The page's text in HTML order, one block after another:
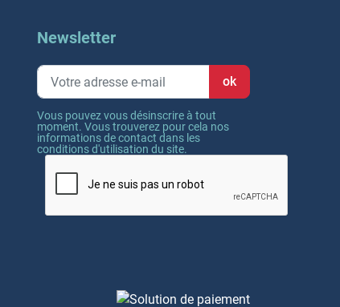
Newsletter
Vous pouvez vous désinscrire à tout
moment. Vous trouverez pour cela nos
informations de contact dans les
conditions d'utilisation du site.